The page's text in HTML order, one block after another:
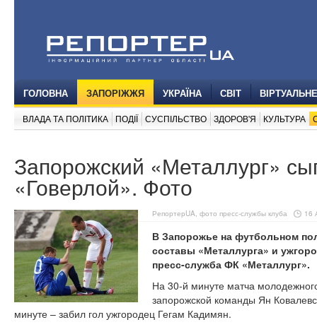
ГОЛОВНА ЗАПОРІЖЖЯ УКРАЇНА СВІТ
ВЛАДА ТА ПОЛІТИКА ПОДІЇ СУСПІЛЬСТВО ЗДОРОВ'Я КУЛЬТУРА
Запорожский «Металлург»
«Говерлой». Фото
РепортерUA, фото пресс-службы клуба 16
В Запорожье на футбольном
составы «Металлурга» и
пресс-служба ФК «Металлург».
На 30-й минуте матча
запорожской команды Ян
минуте – забил гол ужгородец Гегам Кадимян.